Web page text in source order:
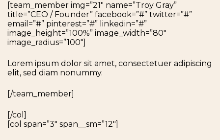
[team_member img=”21″ name=”Troy Gray”
title=”CEO / Founder” facebook=”#” twitter=”#”
email=”#” pinterest=”#” linkedin=”#”
image_height=”100%” image_width=”80″
image_radius=”100″]
Lorem ipsum dolor sit amet, consectetuer adipiscing
elit, sed diam nonummy.
[/team_member]
[/col]
[col span=”3″ span__sm=”12″]